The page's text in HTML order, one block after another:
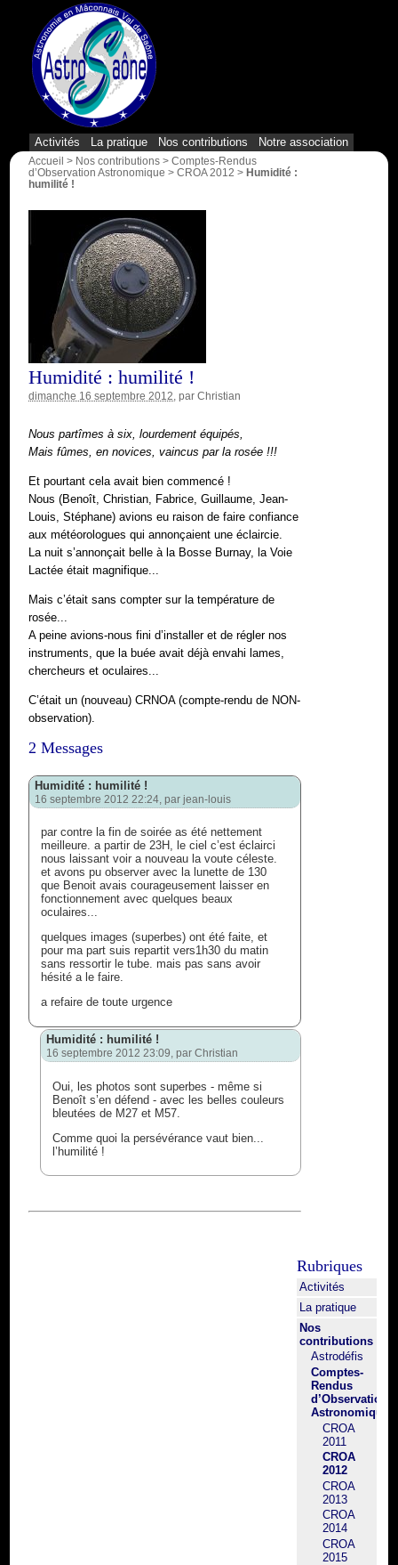
Activités La pratique Nos contributions Notre association
Accueil > Nos contributions > Comptes-Rendus
d’Observation Astronomique > CROA 2012 > Humidité :
humilité !
Humidité : humilité !
dimanche 16 septembre 2012 , par Christian
Nous partîmes à six, lourdement équipés,
Mais fûmes, en novices, vaincus par la rosée !!!
Et pourtant cela avait bien commencé !
Nous (Benoît, Christian, Fabrice, Guillaume, Jean-
Louis, Stéphane) avions eu raison de faire confiance
aux météorologues qui annonçaient une éclaircie.
La nuit s’annonçait belle à la Bosse Burnay, la Voie
Lactée était magnifique...
Mais c’était sans compter sur la température de
rosée...
A peine avions-nous fini d’installer et de régler nos
instruments, que la buée avait déjà envahi lames,
chercheurs et oculaires...
C’était un (nouveau) CRNOA (compte-rendu de NON-
observation).
2 Messages
Humidité : humilité !
16 septembre 2012 22:24, par jean-louis
par contre la fin de soirée as été nettement
meilleure. a partir de 23H, le ciel c’est éclairci
nous laissant voir a nouveau la voute céleste.
et avons pu observer avec la lunette de 130
que Benoit avais courageusement laisser en
fonctionnement avec quelques beaux
oculaires...
quelques images (superbes) ont été faite, et
pour ma part suis repartit vers1h30 du matin
sans ressortir le tube. mais pas sans avoir
hésité a le faire.
a refaire de toute urgence
Humidité : humilité !
16 septembre 2012 23:09, par Christian
Oui, les photos sont superbes - même si
Benoît s’en défend - avec les belles couleurs
bleutées de M27 et M57.
Comme quoi la persévérance vaut bien...
l’humilité !
Rubriques
Activités
La pratique
Nos
contributions
Astrodéfis
Comptes-
Rendus
d’Observation
Astronomique
CROA
2011
CROA
2012
CROA
2013
CROA
2014
CROA
2015